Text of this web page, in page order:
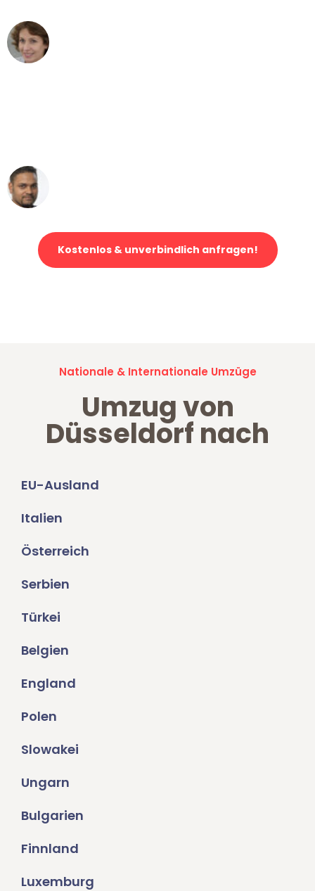
Kostenlos & unverbindlich anfragen!
Nationale & Internationale Umzüge
Umzug von
Düsseldorf nach
EU-Ausland
Italien
Österreich
Serbien
Türkei
Belgien
England
Polen
Slowakei
Ungarn
Bulgarien
Finnland
Luxemburg